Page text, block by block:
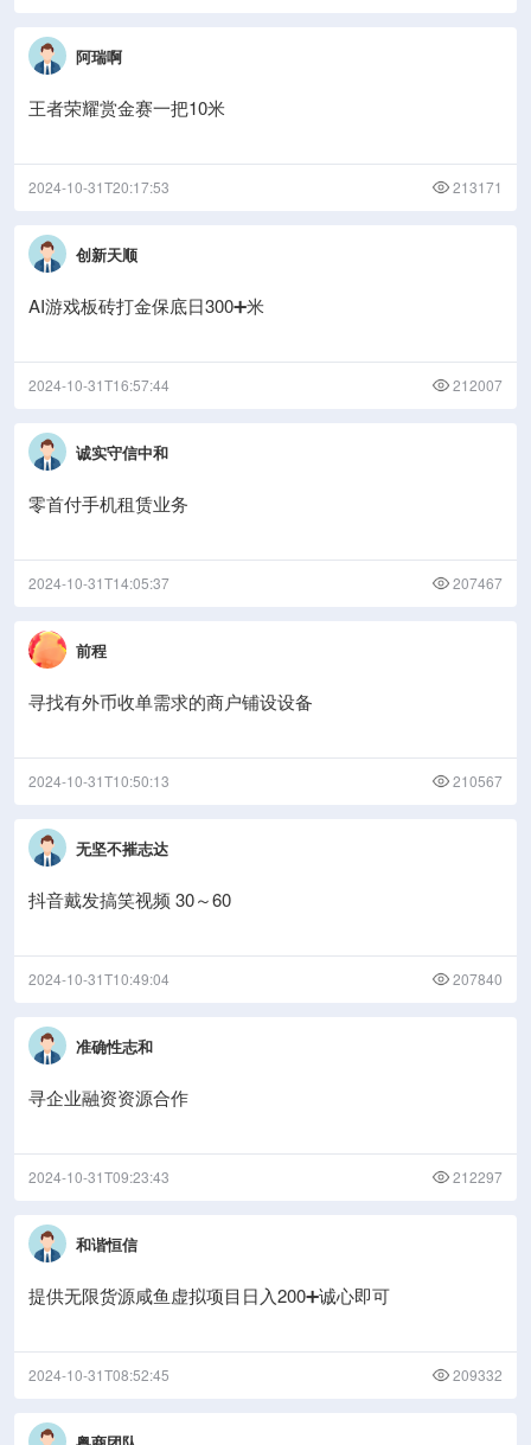
阿瑞啊
王者荣耀赏金赛一把10米
2024-10-31T20:17:53 213171
创新天顺
AI游戏板砖打金保底日300➕米
2024-10-31T16:57:44 212007
诚实守信中和
零首付手机租赁业务
2024-10-31T14:05:37 207467
前程
寻找有外币收单需求的商户铺设设备
2024-10-31T10:50:13 210567
无坚不摧志达
抖音戴发搞笑视频 30～60
2024-10-31T10:49:04 207840
准确性志和
寻企业融资资源合作
2024-10-31T09:23:43 212297
和谐恒信
提供无限货源咸鱼虚拟项目日入200➕诚心即可
2024-10-31T08:52:45 209332